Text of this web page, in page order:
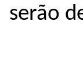
serão